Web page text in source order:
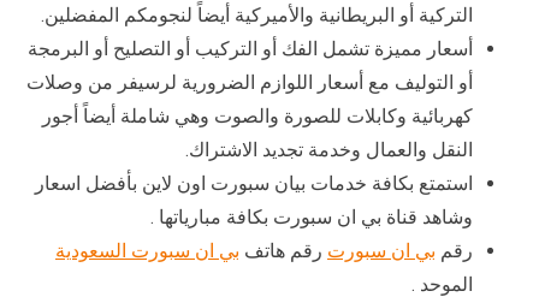
التركية أو البريطانية والأميركية أيضاً لنجومكم المفضلين.
أسعار مميزة تشمل الفك أو التركيب أو التصليح أو البرمجة
أو التوليف مع أسعار اللوازم الضرورية لرسيفر من وصلات
كهربائية وكابلات للصورة والصوت وهي شاملة أيضاً أجور
النقل والعمال وخدمة تجديد الاشتراك.
استمتع بكافة خدمات بيان سبورت اون لاين بأفضل اسعار
وشاهد قناة بي ان سبورت بكافة مبارياتها .
رقم بي ان سبورت رقم هاتف بي ان سبورت السعودية
الموحد .